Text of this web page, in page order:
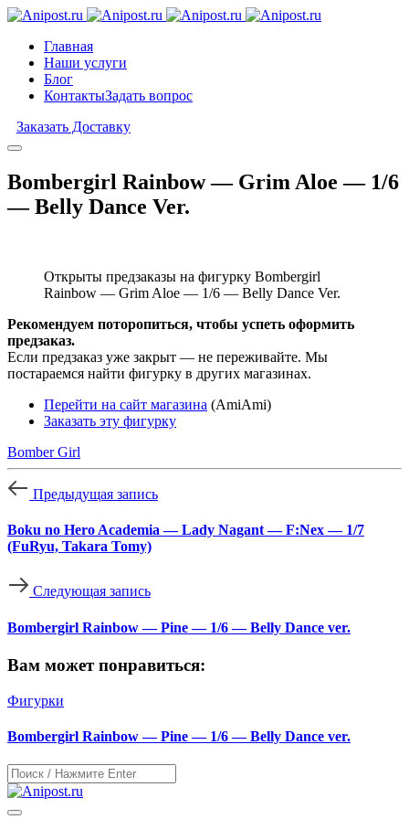
Главная
Наши услуги
Блог
КонтактыЗадать вопрос
Заказать Доставку
Bombergirl Rainbow — Grim Aloe — 1/6
— Belly Dance Ver.
Открыты предзаказы на фигурку Bombergirl
Rainbow — Grim Aloe — 1/6 — Belly Dance Ver.
Рекомендуем поторопиться, чтобы успеть оформить
предзаказ.
Если предзаказ уже закрыт — не переживайте. Мы
постараемся найти фигурку в других магазинах.
Перейти на сайт магазина (AmiAmi)
Заказать эту фигурку
Bomber Girl
Предыдущая запись
Boku no Hero Academia — Lady Nagant — F:Nex — 1/7
(FuRyu, Takara Tomy)
Следующая запись
Bombergirl Rainbow — Pine — 1/6 — Belly Dance ver.
Вам может понравиться:
Фигурки
Bombergirl Rainbow — Pine — 1/6 — Belly Dance ver.